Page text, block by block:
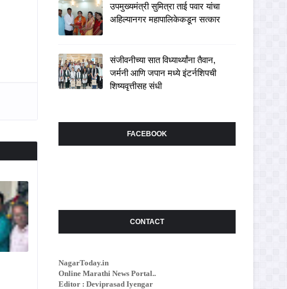
उपमुख्यमंत्री सुमित्रा ताई पवार यांचा
अहिल्यानगर महापालिकेकडून सत्कार
संजीवनीच्या सात विध्यार्थ्यांना तैवान,
जर्मनी आणि जपान मध्ये इंटर्नशिपची
शिष्यवृत्तीसह संधी
FACEBOOK
CONTACT
NagarToday.in
Online Marathi News Portal..
Editor : Deviprasad Iyengar